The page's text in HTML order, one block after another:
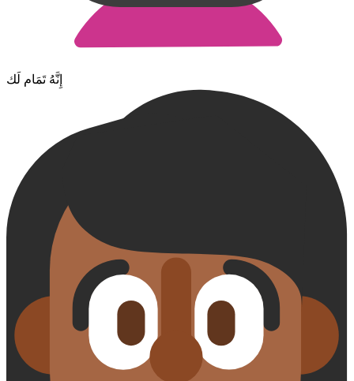
إِنَّهُ تَمَام لَك